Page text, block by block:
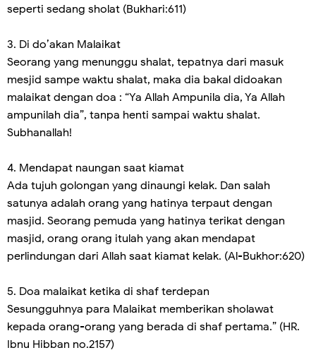
seperti sedang sholat (Bukhari:611)
3. Di do’akan Malaikat
Seorang yang menunggu shalat, tepatnya dari masuk
mesjid sampe waktu shalat, maka dia bakal didoakan
malaikat dengan doa : “Ya Allah Ampunila dia, Ya Allah
ampunilah dia”, tanpa henti sampai waktu shalat.
Subhanallah!
4. Mendapat naungan saat kiamat
Ada tujuh golongan yang dinaungi kelak. Dan salah
satunya adalah orang yang hatinya terpaut dengan
masjid. Seorang pemuda yang hatinya terikat dengan
masjid, orang orang itulah yang akan mendapat
perlindungan dari Allah saat kiamat kelak. (Al-Bukhor:620)
5. Doa malaikat ketika di shaf terdepan
Sesungguhnya para Malaikat memberikan sholawat
kepada orang-orang yang berada di shaf pertama.” (HR.
Ibnu Hibban no.2157)